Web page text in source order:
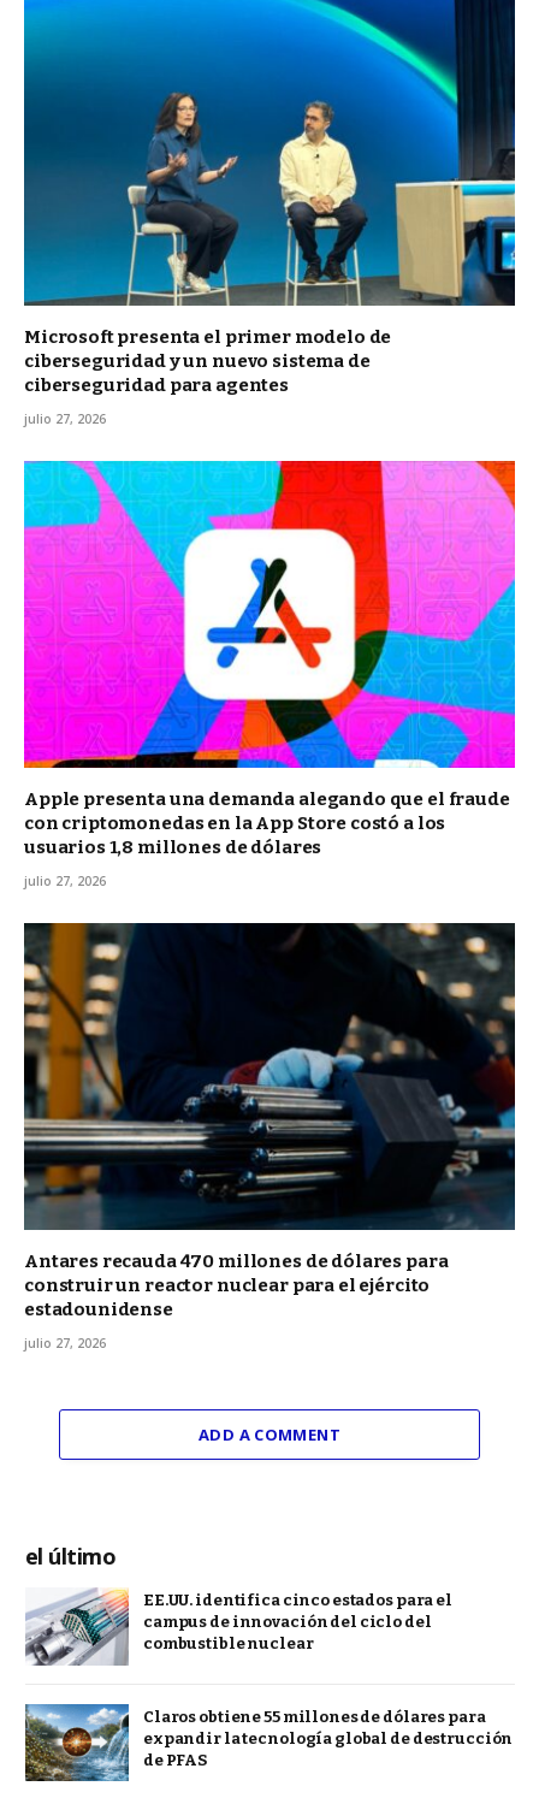
Microsoft presenta el primer modelo de
ciberseguridad y un nuevo sistema de
ciberseguridad para agentes
julio 27, 2026
Apple presenta una demanda alegando que el fraude
con criptomonedas en la App Store costó a los
usuarios 1,8 millones de dólares
julio 27, 2026
Antares recauda 470 millones de dólares para
construir un reactor nuclear para el ejército
estadounidense
julio 27, 2026
ADD A COMMENT
el último
EE.UU. identifica cinco estados para el
campus de innovación del ciclo del
combustible nuclear
Claros obtiene 55 millones de dólares para
expandir la tecnología global de destrucción
de PFAS